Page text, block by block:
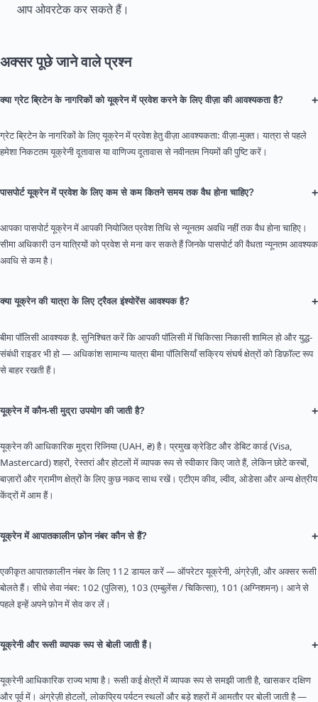
आप ओवरटेक कर सकते हैं।
अक्सर पूछे जाने वाले प्रश्न
क्या ग्रेट ब्रिटेन के नागरिकों को यूक्रेन में प्रवेश करने के लिए वीज़ा की आवश्यकता है? +
ग्रेट ब्रिटेन के नागरिकों के लिए यूक्रेन में प्रवेश हेतु वीज़ा आवश्यकता: वीज़ा-मुक्त। यात्रा से पहले
हमेशा निकटतम यूक्रेनी दूतावास या वाणिज्य दूतावास से नवीनतम नियमों की पुष्टि करें।
पासपोर्ट यूक्रेन में प्रवेश के लिए कम से कम कितने समय तक वैध होना चाहिए? +
आपका पासपोर्ट यूक्रेन में आपकी नियोजित प्रवेश तिथि से न्यूनतम अवधि नहीं तक वैध होना चाहिए।
सीमा अधिकारी उन यात्रियों को प्रवेश से मना कर सकते हैं जिनके पासपोर्ट की वैधता न्यूनतम आवश्यक
अवधि से कम है।
क्या यूक्रेन की यात्रा के लिए ट्रैवल इंश्योरेंस आवश्यक है? +
बीमा पॉलिसी आवश्यक है. सुनिश्चित करें कि आपकी पॉलिसी में चिकित्सा निकासी शामिल हो और युद्ध-
संबंधी राइडर भी हो — अधिकांश सामान्य यात्रा बीमा पॉलिसियाँ सक्रिय संघर्ष क्षेत्रों को डिफ़ॉल्ट रूप
से बाहर रखती हैं।
यूक्रेन में कौन-सी मुद्रा उपयोग की जाती है? +
यूक्रेन की आधिकारिक मुद्रा रिव्निया (UAH, ₴) है। प्रमुख क्रेडिट और डेबिट कार्ड (Visa,
Mastercard) शहरों, रेस्तरां और होटलों में व्यापक रूप से स्वीकार किए जाते हैं, लेकिन छोटे कस्बों,
बाज़ारों और ग्रामीण क्षेत्रों के लिए कुछ नकद साथ रखें। एटीएम कीव, ल्वीव, ओडेसा और अन्य क्षेत्रीय
केंद्रों में आम हैं।
यूक्रेन में आपातकालीन फ़ोन नंबर कौन से हैं? +
एकीकृत आपातकालीन नंबर के लिए 112 डायल करें — ऑपरेटर यूक्रेनी, अंग्रेज़ी, और अक्सर रूसी
बोलते हैं। सीधे सेवा नंबर: 102 (पुलिस), 103 (एम्बुलेंस / चिकित्सा), 101 (अग्निशमन)। आने से
पहले इन्हें अपने फ़ोन में सेव कर लें।
यूक्रेनी और रूसी व्यापक रूप से बोली जाती हैं। +
यूक्रेनी आधिकारिक राज्य भाषा है। रूसी कई क्षेत्रों में व्यापक रूप से समझी जाती है, खासकर दक्षिण
और पूर्व में। अंग्रेज़ी होटलों, लोकप्रिय पर्यटन स्थलों और बड़े शहरों में आमतौर पर बोली जाती है —